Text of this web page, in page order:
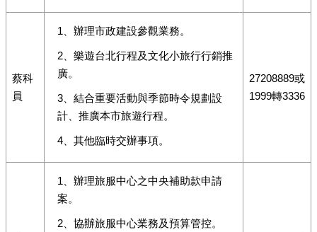
蔡科
員
1、辦理市政建設參觀業務。
2、樂遊台北行程及文化小旅行行銷推
廣。
3、結合重要活動與季節時令規劃設
計、推廣本市旅遊行程。
4、其他臨時交辦事項。
27208889或
1999轉3336
1、辦理旅服中心之中央補助款申請
案。
2、協辦旅服中心業務及預算管控。